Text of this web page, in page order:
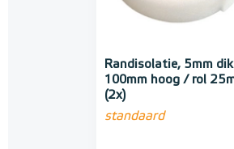
Randisolatie, 5mm
100mm hoog / rol
(2x)
standaard